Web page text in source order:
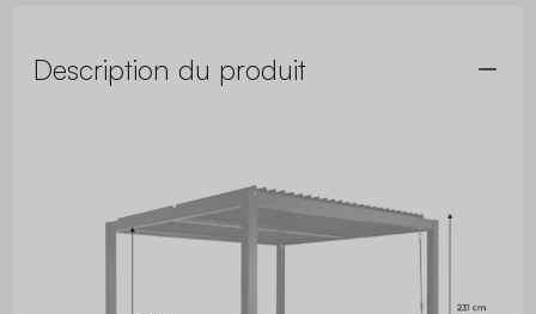
Description du produit